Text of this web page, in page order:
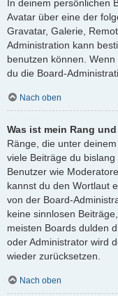
In deinem persönlichen
Avatar über eine der
Gravatar, Galerie,
Administration kann
benutzen können.
du die Board-
Nach oben
Was ist mein Rang
Ränge, die unter
viele Beiträge du
Benutzer wie
kannst du den Wortlaut
von der Board-
keine sinnlosen
meisten Boards dulden
oder Administrator wird
wieder zurücksetzen.
Nach oben